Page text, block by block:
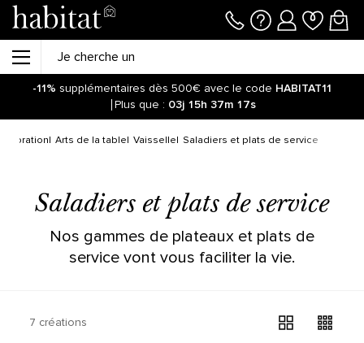
-11% supplémentaires dès 500€ avec le code HABITAT11
Plus que : 03j 15h 37m 17s
Arts de la table Vaisselle Saladiers et plats de service
Saladiers et plats de service
Nos gammes de plateaux et plats de
service vont vous faciliter la vie.
7 créations